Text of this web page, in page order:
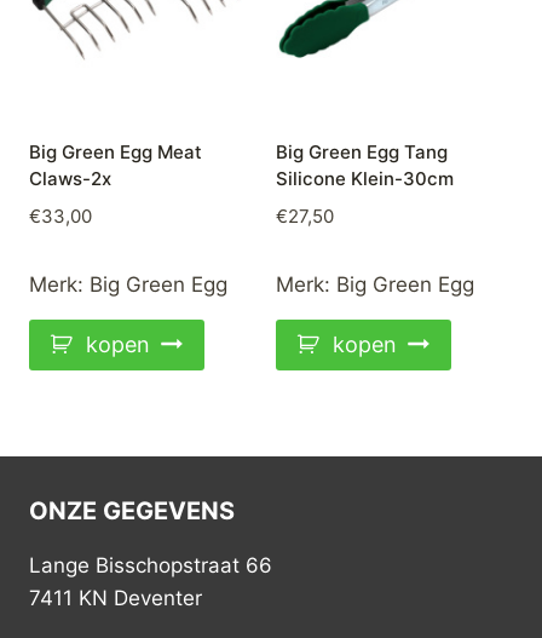
Big Green Egg Meat
Claws-2x
€33,00
Merk: Big Green Egg
kopen
Big Green Egg Tang
Silicone Klein-30cm
€27,50
Merk: Big Green Egg
kopen
ONZE GEGEVENS
Lange Bisschopstraat 66
7411 KN Deventer